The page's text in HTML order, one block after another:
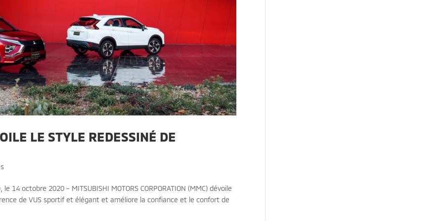
LE STYLE REDESSINÉ DE
14 octobre 2020 – MITSUBISHI MOTORS CORPORATION (MMC) dévoile
de VUS sportif et élégant et améliore la confiance et le confort de